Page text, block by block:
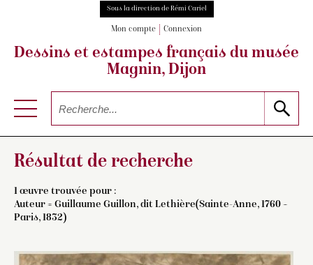
Sous la direction de Rémi Cariel
Mon compte Connexion
Dessins et estampes français du musée
Magnin, Dijon
Résultat de recherche
1 œuvre trouvée pour :
Auteur = Guillaume Guillon, dit Lethière(Sainte-Anne, 1760 –
Paris, 1832)